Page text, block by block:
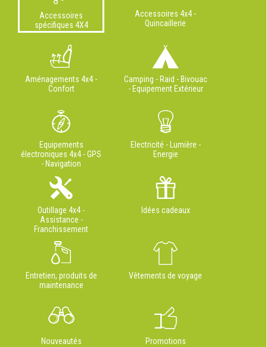
Accessoires
spécifiques 4X4
Accessoires 4x4 -
Quincaillerie
Aménagements 4x4 -
Confort
Camping - Raid - Bivouac
- Equipement Extérieur
Equipements
électroniques 4x4 - GPS
- Navigation
Electricité - Lumière -
Energie
Outillage 4x4 -
Assistance -
Franchissement
Idées cadeaux
Entretien, produits de
maintenance
Vêtements de voyage
Nouveautés
Promotions